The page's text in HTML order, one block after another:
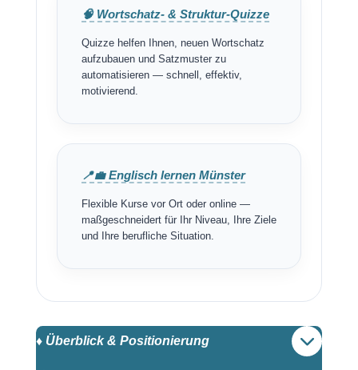
🧠 Wortschatz- & Struktur-Quizze
Quizze helfen Ihnen, neuen Wortschatz
aufzubauen und Satzmuster zu
automatisieren — schnell, effektiv,
motivierend.
📍💼 Englisch lernen Münster
Flexible Kurse vor Ort oder online —
maßgeschneidert für Ihr Niveau, Ihre Ziele
und Ihre berufliche Situation.
♦️ Überblick & Positionierung